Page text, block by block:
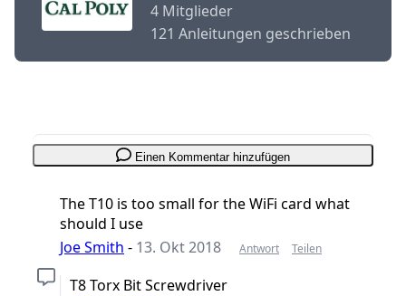
4 Mitglieder
121 Anleitungen geschrieben
Einen Kommentar hinzufügen
The T10 is too small for the WiFi card what
should I use
Joe Smith - 13. Okt 2018 Antwort Teilen
T8 Torx Bit Screwdriver